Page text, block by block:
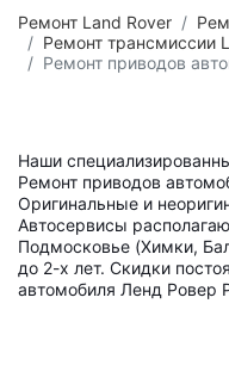
Ремонт Land Rover
Ремонт трансмиссии
Ремонт приводов
Наши
Ремонт приводов
Оригинальные и
Автосервисы
Подмосковье (Химки,
до 2-х лет. Скидки
автомобиля Ленд Ровер